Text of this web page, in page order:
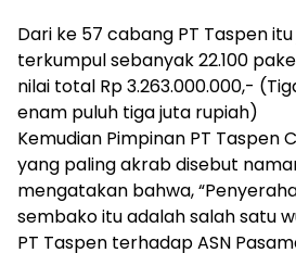
Dari ke 57 cabang PT Taspen
terkumpul sebanyak 22.100
nilai total Rp 3.263.000.000,-
enam puluh tiga juta rupiah)
Kemudian Pimpinan PT Taspen
yang paling akrab disebut
mengatakan bahwa,
sembako itu adalah salah satu
PT Taspen terhadap ASN